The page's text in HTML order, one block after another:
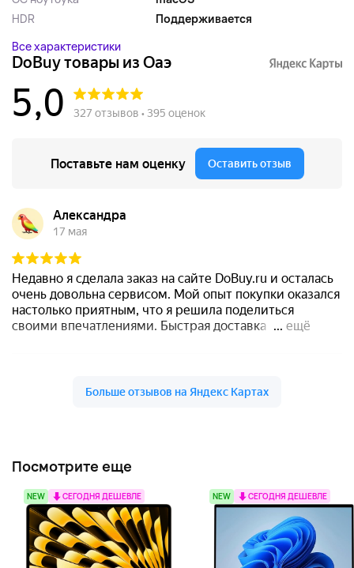
HDR
Поддерживается
Все характеристики
Посмотрите еще
NEW СЕГОДНЯ ДЕШЕВЛЕ NEW СЕГОДНЯ ДЕШЕВЛЕ